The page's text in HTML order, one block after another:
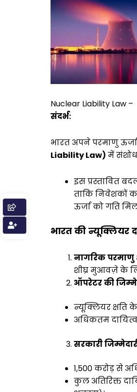
Nuclear Liability Law –
संदर्भ:
भारत अपने परमाणु
Liability Law) में
इस प्रस्तावित
ताकि निवेशकों
ऊर्जा को गति
भारत की न्यूक्लियर
नागरिकपरमाणु
शीघ्र मुआवज़े के
ऑपरेटरकी
न्यूक्लियर क्षति
अधिकतम दायित्व:
सरकारी
₹1,500 करोड़ से
कुल अतिरिक्त